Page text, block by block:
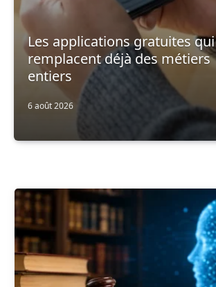
Les applications gratuites qui
remplacent déjà des métiers
entiers
6 août 2026